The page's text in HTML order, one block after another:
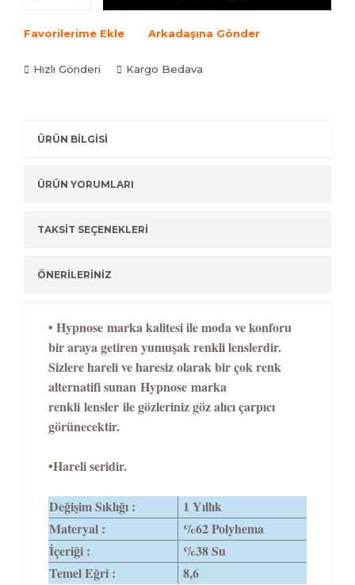
Favorilerime Ekle Arkadaşına Gönder
Hızlı Gönderi Kargo Bedava
ÜRÜN BİLGİSİ
ÜRÜN YORUMLARI
TAKSİT SEÇENEKLERİ
ÖNERİLERİNİZ
• Hypnose marka kalitesi ile moda ve konforu
bir araya getiren yumuşak renkli lenslerdir.
Sizlere hareli ve haresiz olarak bir çok renk
alternatifi sunan Hypnose marka
renkli lensler ile gözleriniz göz alıcı çarpıcı
görünecektir.
•Hareli seridir.
Değişim Sıklığı :
1 Yıllık
Materyal :
%62 Polyhema
İçeriği :
%38 Su
Temel Eğri :
8,6